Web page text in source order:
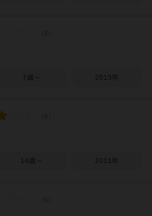
7歳～ 2015年
14歳～ 2011年